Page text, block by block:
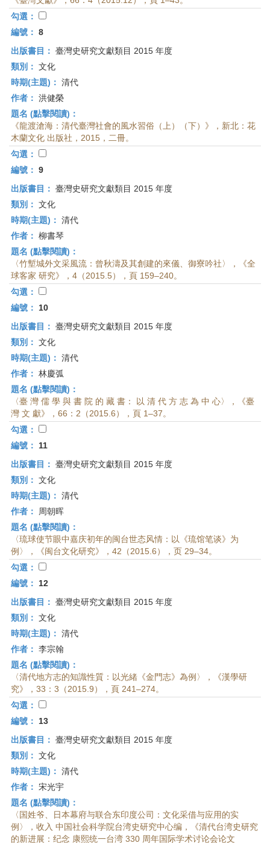
勾選：
編號： 8
出版書目： 臺灣史研究文獻類目 2015 年度
類別： 文化
時期(主題)： 清代
作者： 洪健榮
題名 (點擊閱讀)：
《龍渡滄海：清代臺灣社會的風水習俗（上）（下）》，新北：花
木蘭文化 出版社，2015，二冊。
勾選：
編號： 9
出版書目： 臺灣史研究文獻類目 2015 年度
類別： 文化
時期(主題)： 清代
作者： 柳書琴
題名 (點擊閱讀)：
〈竹塹城外文采風流：曾秋濤及其創建的來儀、御寮吟社〉，《全
球客家 研究》，4（2015.5），頁 159–240。
勾選：
編號：
10
出版書目： 臺灣史研究文獻類目 2015 年度
類別： 文化
時期(主題)： 清代
作者： 林慶弧
題名 (點擊閱讀)：
〈臺 灣 儒 學 與 書 院 的 藏 書： 以 清 代 方 志 為 中 心〉，《臺
灣 文 獻》，66：2（2015.6），頁 1–37。
勾選：
編號：
11
出版書目： 臺灣史研究文獻類目 2015 年度
類別： 文化
時期(主題)： 清代
作者：
周朝晖
題名 (點擊閱讀)：
〈琉球使节眼中嘉庆初年的闽台世态风情：以《琉馆笔谈》为
例〉，《闽台文化研究》，42（2015.6），页 29–34。
勾選：
編號：
12
出版書目： 臺灣史研究文獻類目 2015 年度
類別： 文化
時期(主題)： 清代
作者： 李宗翰
題名 (點擊閱讀)：
〈清代地方志的知識性質：以光緒《金門志》為例〉，《漢學研
究》，33：3（2015.9），頁 241–274。
勾選：
編號：
13
出版書目： 臺灣史研究文獻類目 2015 年度
類別： 文化
時期(主題)： 清代
作者： 宋光宇
題名 (點擊閱讀)：
〈国姓爷、日本幕府与联合东印度公司：文化采借与应用的实
例〉，收入 中国社会科学院台湾史研究中心编，《清代台湾史研究
的新进展：纪念 康熙统一台湾 330 周年国际学术讨论会论文